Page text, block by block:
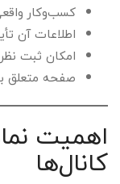
کسب‌وکار
اطلاعات آن
امکان ثبت نظر
صفحه
اهمیت
کانال‌ها